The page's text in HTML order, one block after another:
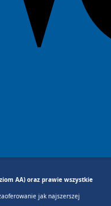
AA) oraz prawie wszystkie
jak najszerszej